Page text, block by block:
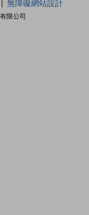
限公司
無障礙網站設計